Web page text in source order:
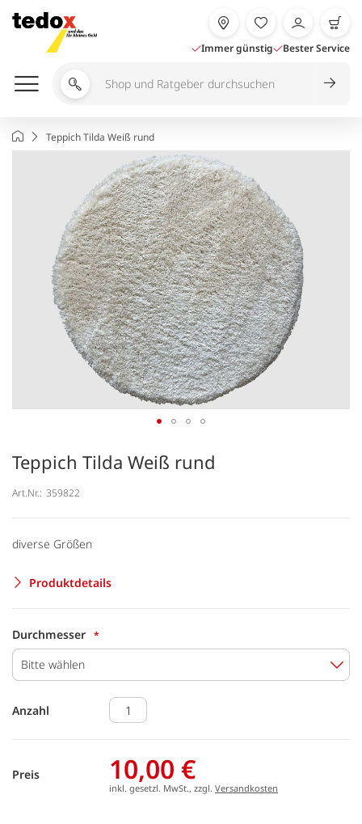
Inhalt
springen
Immer günstig Bester Service
Shop
durchsuchen
StartseiteTeppich Tilda Weiß rund
Teppich Tilda Weiß rund
Art.Nr.: 359822
diverse Größen
Produktdetails
Durchmesser
Bitte wählen
Anzahl
Preis 10,00 €
inkl. gesetzl. MwSt., zzgl. Versandkosten